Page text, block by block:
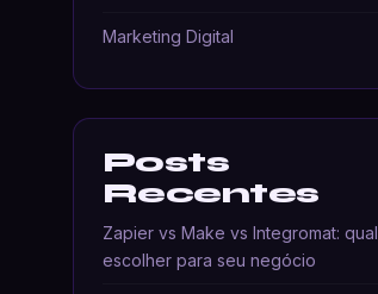
Marketing Digital
Posts
Recentes
Zapier vs Make vs Integromat: qual
escolher para seu negócio